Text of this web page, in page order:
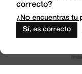
Travaillez avec
Outlet
correcto?
¿No encuentras tu
Sí, es correcto